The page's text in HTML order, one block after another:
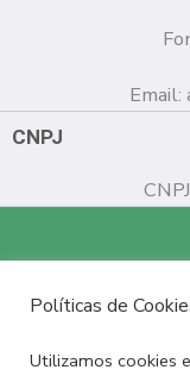
Email:
CNPJ
Políticas de
Utilizamos cookies